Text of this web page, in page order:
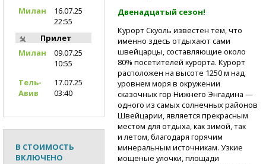
Двенадцатый сезон!
Курорт Скуоль известен тем, что
именно здесь отдыхают сами
швейцарцы, составляющие около
80% посетителей курорта. Курорт
расположен на высоте 1250 м над
уровнем моря в окружении
сказочных гор Нижнего Энгадина —
одного из самых солнечных районов
Швейцарии, является прекрасным
местом для отдыха, как зимой, так
и летом, благодаря горячим
минеральным источникам. Узкие
мощеные улочки, площади
Милан
16.07.25
22:55
Прилет
Милан
09.07.25
10:55
Тель-
Авив
17.07.25
03:40
В СТОИМОСТЬ
ВКЛЮЧЕНО